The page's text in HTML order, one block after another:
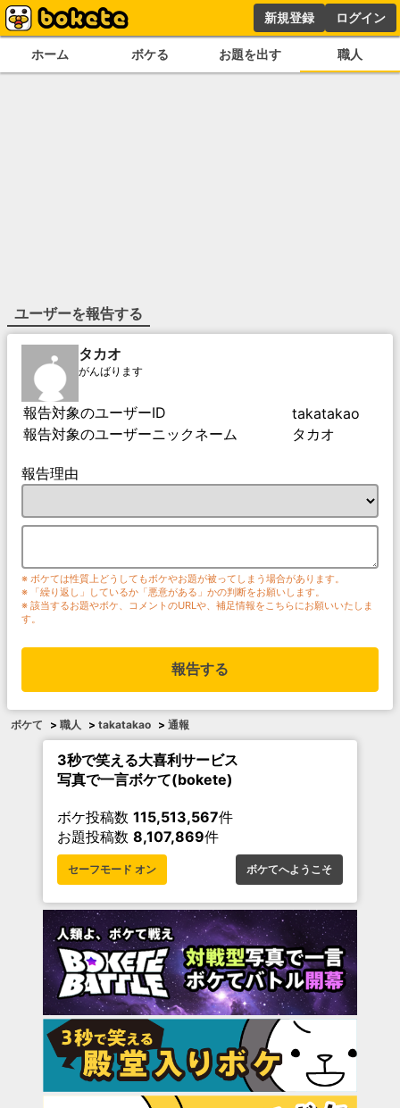
新規登録 ログイン
ホーム ボケる お題を出す 職人
ユーザーを報告する
タカオ
がんばります
報告対象のユーザーID
takatakao
報告対象のユーザーニックネーム
タカオ
報告理由
※ ボケては性質上どうしてもボケやお題が被ってしまう場合があります。
※ 「繰り返し」しているか「悪意がある」かの判断をお願いします。
※ 該当するお題やボケ、コメントのURLや、補足情報をこちらにお願いいたしま
す。
報告する
ボケて > 職人 > takatakao > 通報
3秒で笑える大喜利サービス
写真で一言ボケて(bokete)
ボケ投稿数 115,513,567件
お題投稿数 8,107,869件
セーフモード オン ボケてへようこそ